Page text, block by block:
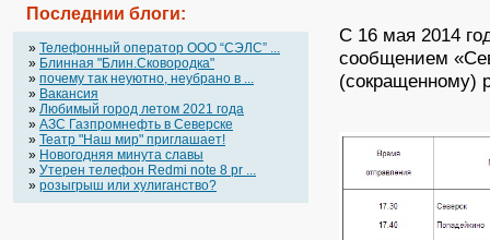
Последнии блоги:
» Телефонный оператор OOO “СЭЛС” ...
» Блинная "Блин.Сковородка"
» почему так неуютно, неубрано в ...
» Вакансия
» Любимый город летом 2021 года
» АЗС Газпромнефть в Северске
» Театр "Наш мир" приглашает!
» Новогодняя минута славы
» Утерен телефон Redmi note 8 pr ...
» розыгрыш или хулиганство?
С 16 мая 2014
сообщением
(сокращенному)